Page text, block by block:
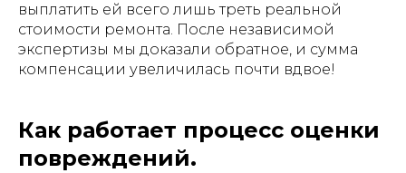
выплатить ей всего лишь треть реальной
стоимости ремонта. После независимой
экспертизы мы доказали обратное, и сумма
компенсации увеличилась почти вдвое!
Как работает процесс оценки
повреждений.